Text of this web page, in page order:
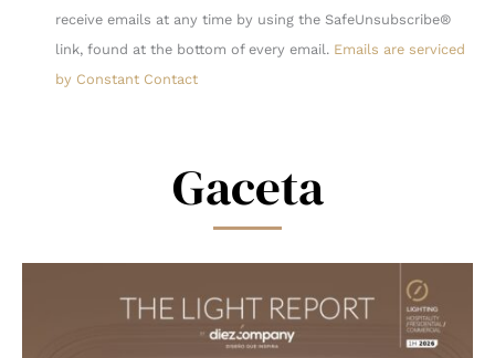
Use.
Please
leave
receive emails at any time by using the SafeUnsubscribe®
link, found at the bottom of every email. Emails are serviced
by Constant Contact
Gaceta